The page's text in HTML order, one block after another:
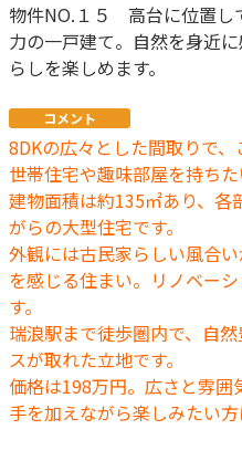
物件NO.１５ 高台に位置し
力の一戸建て。自然を身近
らしを楽しめます。
コメント
8DKの広々とした間取りで
世帯住宅や趣味部屋を持ちた
建物面積は約135㎡あり、各
がらの大型住宅です。
外観には古民家らしい風合
を感じる住まい。リノベー
す。
瑞浪駅まで徒歩圏内で、自
スが取れた立地です。
価格は198万円。広さと雰
手を加えながら楽しみたい方